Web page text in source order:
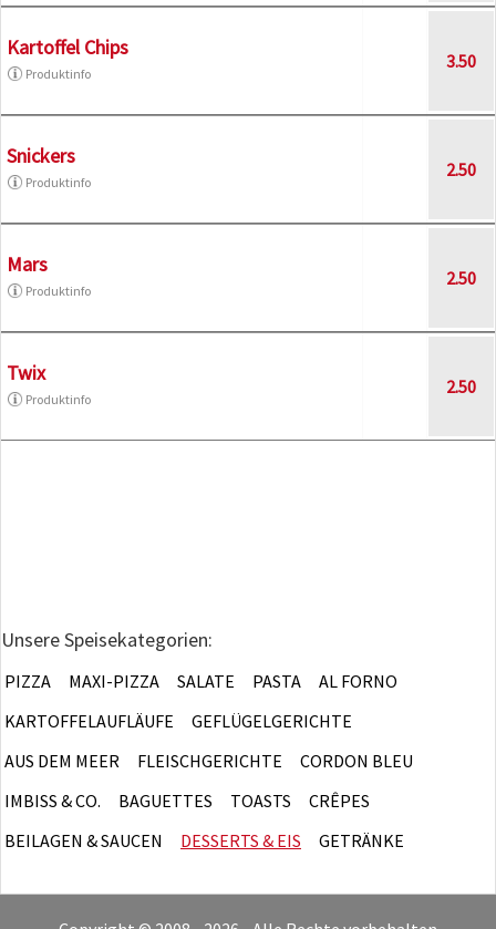
Kartoffel Chips
Produktinfo
3.50
Snickers
Produktinfo
2.50
Mars
Produktinfo
2.50
Twix
Produktinfo
2.50
Unsere Speisekategorien:
PIZZA MAXI-PIZZA SALATE PASTA
AL FORNO
KARTOFFELAUFLÄUFE
GEFLÜGELGERICHTE
AUS DEM MEER
FLEISCHGERICHTE
CORDON BLEU
IMBISS & CO.
BAGUETTES TOASTS
CRÊPES
BEILAGEN & SAUCEN
DESSERTS & EIS GETRÄNKE